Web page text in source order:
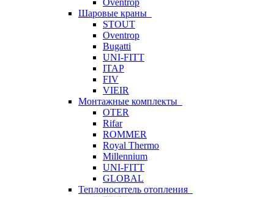
Oventrop
Шаровые краны
STOUT
Oventrop
Bugatti
UNI-FITT
ITAP
FIV
VIEIR
Монтажные комплекты
OTER
Rifar
ROMMER
Royal Thermo
Millennium
UNI-FITT
GLOBAL
Теплоноситель отопления